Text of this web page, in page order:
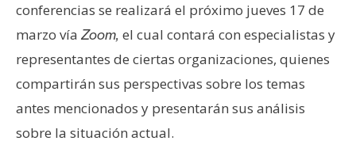
i
s
o
t
conferencias se realizará el próximo jueves 17 de
marzo vía Zoom, el cual contará con especialistas y
representantes de ciertas organizaciones, quienes
compartirán sus perspectivas sobre los temas
antes mencionados y presentarán sus análisis
sobre la situación actual.